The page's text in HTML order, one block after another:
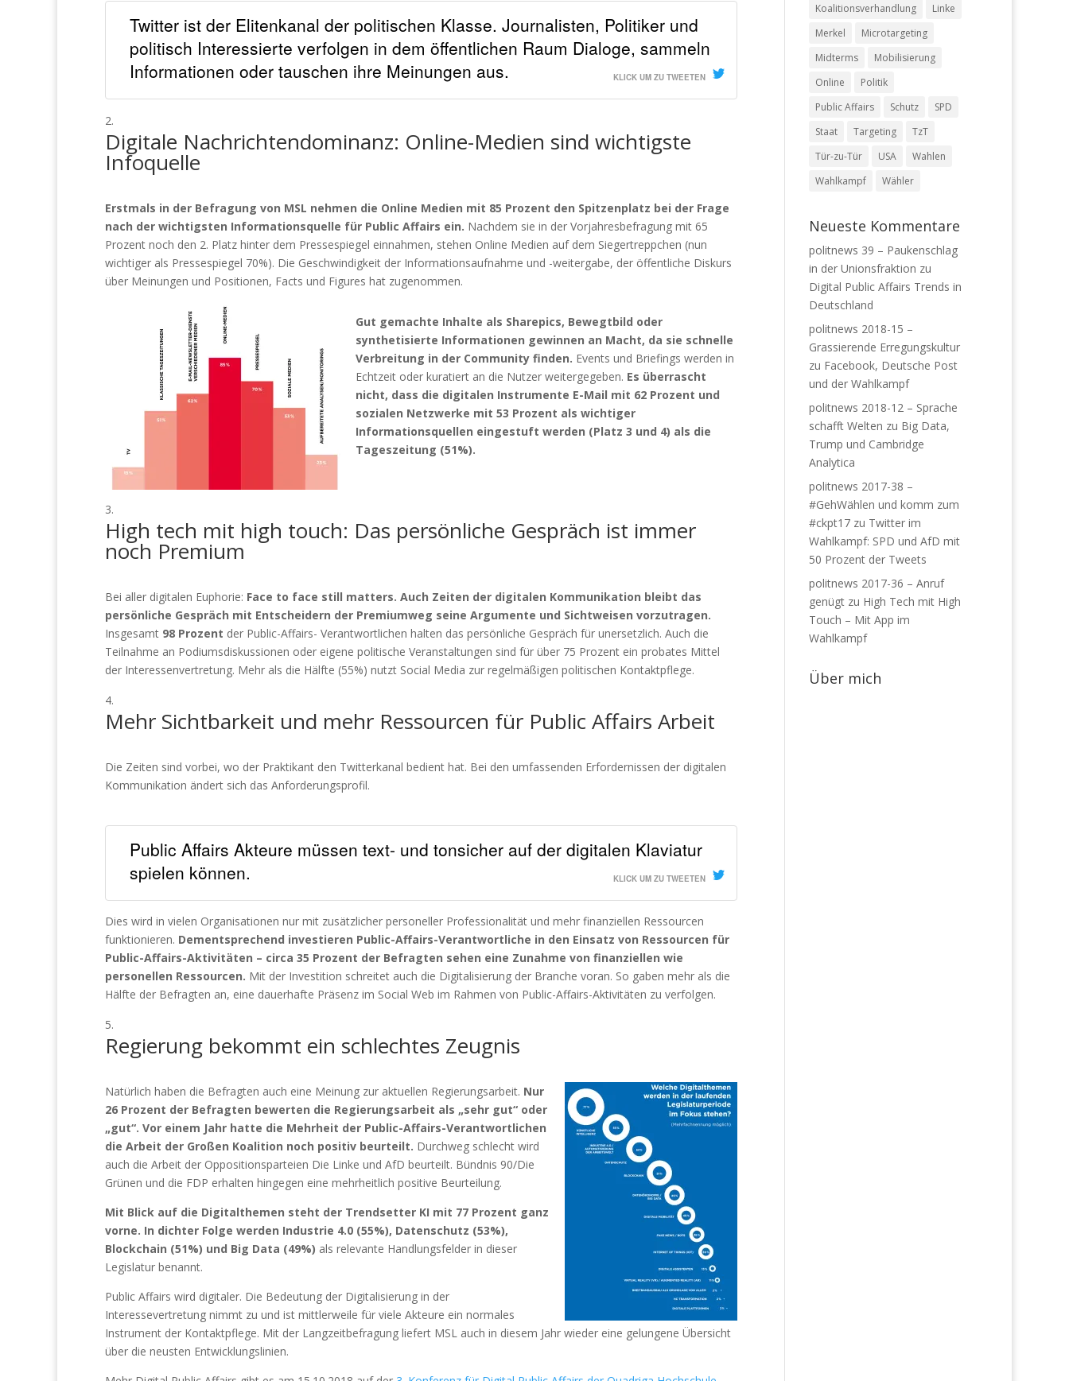
Twitter ist der Elitenkanal der politischen Klasse. Journalisten, Politiker und
politisch Interessierte verfolgen in dem öffentlichen Raum Dialoge, sammeln
Informationen oder tauschen ihre Meinungen aus.
KLICK UM ZU TWEETEN
Digitale Nachrichtendominanz: Online-Medien sind wichtigste
Infoquelle
Erstmals in der Befragung von MSL nehmen die Online Medien mit 85 Prozent den Spitzenplatz bei der Frage
nach der wichtigsten Informationsquelle für Public Affairs ein. Nachdem sie in der Vorjahresbefragung mit 65
Prozent noch den 2. Platz hinter dem Pressespiegel einnahmen, stehen Online Medien auf dem Siegertreppchen (nun
wichtiger als Pressespiegel 70%). Die Geschwindigkeit der Informationsaufnahme und -weitergabe, der öffentliche Diskurs
über Meinungen und Positionen, Facts und Figures hat zugenommen.
Gut gemachte Inhalte als Sharepics, Bewegtbild oder
synthetisierte Informationen gewinnen an Macht, da sie schnelle
Verbreitung in der Community finden. Events und Briefings werden in
Echtzeit oder kuratiert an die Nutzer weitergegeben. Es überrascht
nicht, dass die digitalen Instrumente E-Mail mit 62 Prozent und
sozialen Netzwerke mit 53 Prozent als wichtiger
Informationsquellen eingestuft werden (Platz 3 und 4) als die
Tageszeitung (51%).
High tech mit high touch: Das persönliche Gespräch ist immer
noch Premium
Bei aller digitalen Euphorie: Face to face still matters. Auch Zeiten der digitalen Kommunikation bleibt das
persönliche Gespräch mit Entscheidern der Premiumweg seine Argumente und Sichtweisen vorzutragen.
Insgesamt 98 Prozent der Public-Affairs- Verantwortlichen halten das persönliche Gespräch für unersetzlich. Auch die
Teilnahme an Podiumsdiskussionen oder eigene politische Veranstaltungen sind für über 75 Prozent ein probates Mittel
der Interessenvertretung. Mehr als die Hälfte (55%) nutzt Social Media zur regelmäßigen politischen Kontaktpflege.
Mehr Sichtbarkeit und mehr Ressourcen für Public Affairs Arbeit
Die Zeiten sind vorbei, wo der Praktikant den Twitterkanal bedient hat. Bei den umfassenden Erfordernissen der digitalen
Kommunikation ändert sich das Anforderungsprofil.
Public Affairs Akteure müssen text- und tonsicher auf der digitalen Klaviatur
spielen können.
KLICK UM ZU TWEETEN
Dies wird in vielen Organisationen nur mit zusätzlicher personeller Professionalität und mehr finanziellen Ressourcen
funktionieren. Dementsprechend investieren Public-Affairs-Verantwortliche in den Einsatz von Ressourcen für
Public-Affairs-Aktivitäten – circa 35 Prozent der Befragten sehen eine Zunahme von finanziellen wie
personellen Ressourcen. Mit der Investition schreitet auch die Digitalisierung der Branche voran. So gaben mehr als die
Hälfte der Befragten an, eine dauerhafte Präsenz im Social Web im Rahmen von Public-Affairs-Aktivitäten zu verfolgen.
Regierung bekommt ein schlechtes Zeugnis
Natürlich haben die Befragten auch eine Meinung zur aktuellen Regierungsarbeit. Nur
26 Prozent der Befragten bewerten die Regierungsarbeit als „sehr gut“ oder
„gut“. Vor einem Jahr hatte die Mehrheit der Public-Affairs-Verantwortlichen
die Arbeit der Großen Koalition noch positiv beurteilt. Durchweg schlecht wird
auch die Arbeit der Oppositionsparteien Die Linke und AfD beurteilt. Bündnis 90/Die
Grünen und die FDP erhalten hingegen eine mehrheitlich positive Beurteilung.
Mit Blick auf die Digitalthemen steht der Trendsetter KI mit 77 Prozent ganz
vorne. In dichter Folge werden Industrie 4.0 (55%), Datenschutz (53%),
Blockchain (51%) und Big Data (49%) als relevante Handlungsfelder in dieser
Legislatur benannt.
Public Affairs wird digitaler. Die Bedeutung der Digitalisierung in der
Interessevertretung nimmt zu und ist mittlerweile für viele Akteure ein normales
Instrument der Kontaktpflege. Mit der Langzeitbefragung liefert MSL auch in diesem Jahr wieder eine gelungene Übersicht
über die neusten Entwicklungslinien.
Koalitionsverhandlung
Linke
Merkel
Microtargeting
Midterms
Mobilisierung
Online
Politik
Public Affairs
Schutz
SPD
Staat
Targeting
TzT
Tür-zu-Tür
USA
Wahlen
Wahlkampf
Wähler
Neueste Kommentare
politnews 39 – Paukenschlag
in der Unionsfraktion zu
Digital Public Affairs Trends in
Deutschland
politnews 2018-15 –
Grassierende Erregungskultur
zu Facebook, Deutsche Post
und der Wahlkampf
politnews 2018-12 – Sprache
schafft Welten zu Big Data,
Trump und Cambridge
Analytica
politnews 2017-38 –
#GehWählen und komm zum
#ckpt17zu Twitter im
Wahlkampf: SPD und AfD mit
50 Prozent der Tweets
politnews 2017-36 – Anruf
genügtzu High Tech mit High
Touch – Mit App im
Wahlkampf
Über mich